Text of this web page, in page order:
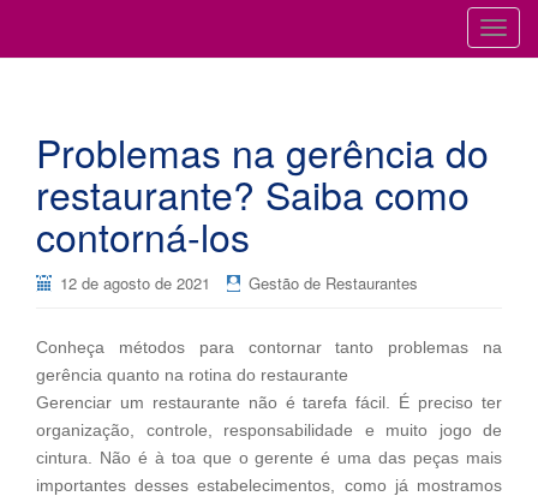
T
o
n
Problemas na gerência do
restaurante? Saiba como
contorná-los
12 de agosto de 2021 Gestão de Restaurantes
Conheça métodos para contornar tanto problemas na
gerência quanto na rotina do restaurante
Gerenciar um restaurante não é tarefa fácil. É preciso ter
organização, controle, responsabilidade e muito jogo de
cintura. Não é à toa que o gerente é uma das peças mais
importantes desses estabelecimentos, como já mostramos